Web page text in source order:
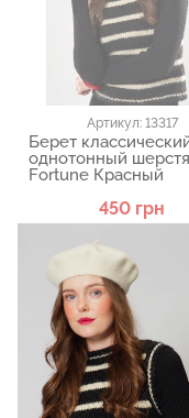
Артикул: 13317
Берет
однотонный
Fortune Красный
450 грн